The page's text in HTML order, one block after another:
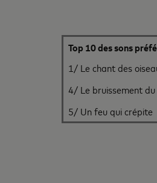
Top 10 des sons
1/ Le chant des
4/ Le bruissement
5/ Un feu qui crépite